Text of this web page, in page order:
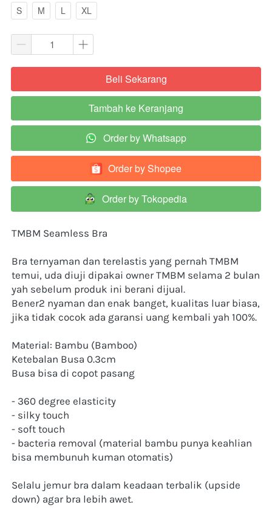
S
M L XL
`Beli Sekarang
`
Tambah ke Keranjang
` Order by Whatsapp
` Order by Shopee
` Order by Tokopedia
TMBM Seamless Bra
Bra ternyaman dan terelastis yang pernah TMBM
temui, uda diuji dipakai owner TMBM selama 2 bulan
yah sebelum produk ini berani dijual.
Bener2 nyaman dan enak banget, kualitas luar biasa,
jika tidak cocok ada garansi uang kembali yah 100%.
Material: Bambu (Bamboo)
Ketebalan Busa 0.3cm
Busa bisa di copot pasang
- 360 degree elasticity
- silky touch
- soft touch
- bacteria removal (material bambu punya keahlian
bisa membunuh kuman otomatis)
Selalu jemur bra dalam keadaan terbalik (upside
down) agar bra lebih awet.